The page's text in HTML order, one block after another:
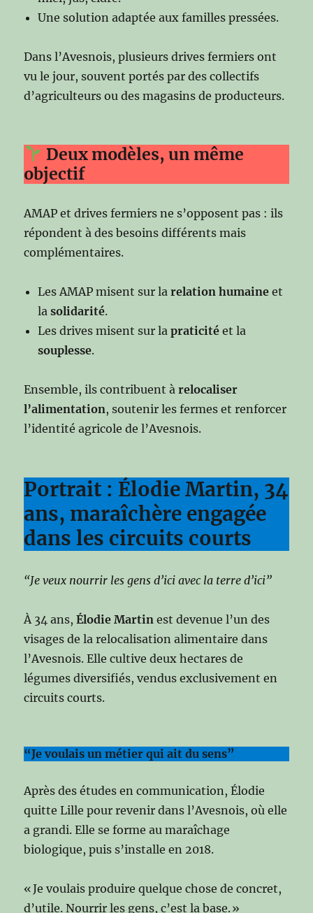
Une solution adaptée aux familles pressées.
Dans l’Avesnois, plusieurs drives fermiers ont
vu le jour, souvent portés par des collectifs
d’agriculteurs ou des magasins de producteurs.
Deux modèles, un même
objectif
AMAP et drives fermiers ne s’opposent pas : ils
répondent à des besoins différents mais
complémentaires.
Les AMAP misent sur larelation humaine et
lasolidarité.
Les drives misent sur lapraticité et la
souplesse.
Ensemble, ils contribuent àrelocaliser
l’alimentation, soutenir les fermes et renforcer
l’identité agricole de l’Avesnois.
Portrait : Élodie Martin, 34
ans, maraîchère engagée
dans les circuits courts
“Je veux nourrir les gens d’ici avec la terre d’ici”
À 34 ans,Élodie Martin est devenue l’un des
visages de la relocalisation alimentaire dans
l’Avesnois. Elle cultive deux hectares de
légumes diversifiés, vendus exclusivement en
circuits courts.
“Je voulais un métier qui ait du sens”
Après des études en communication, Élodie
quitte Lille pour revenir dans l’Avesnois, où elle
a grandi. Elle se forme au maraîchage
biologique, puis s’installe en 2018.
« Je voulais produire quelque chose de concret,
d’utile. Nourrir les gens, c’est la base. »